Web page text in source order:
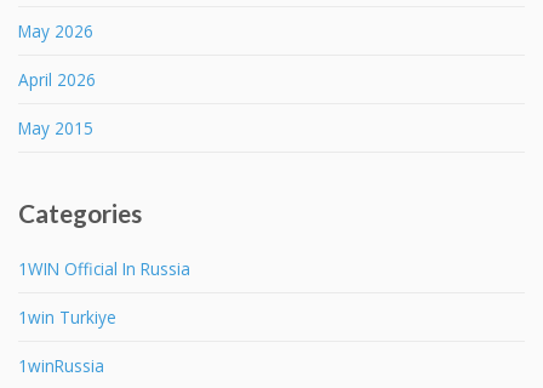
May 2026
April 2026
May 2015
Categories
1WIN Official In Russia
1win Turkiye
1winRussia